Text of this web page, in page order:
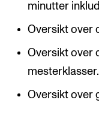
minutter
Oversikt over
Oversikt over
mesterklasser.
Oversikt over